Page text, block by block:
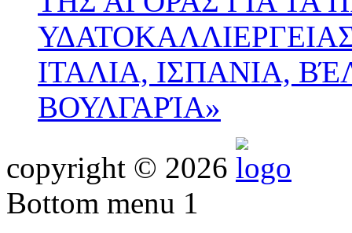
ΙΤΑΛΙΑ, ΙΣΠΑΝΙΑ,
ΒΟΥΛΓΑΡΊΑ»
copyright © 2026
Bottom menu 1